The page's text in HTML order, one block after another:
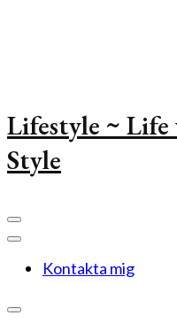
Lifestyle ~
Style
Kontakta mig